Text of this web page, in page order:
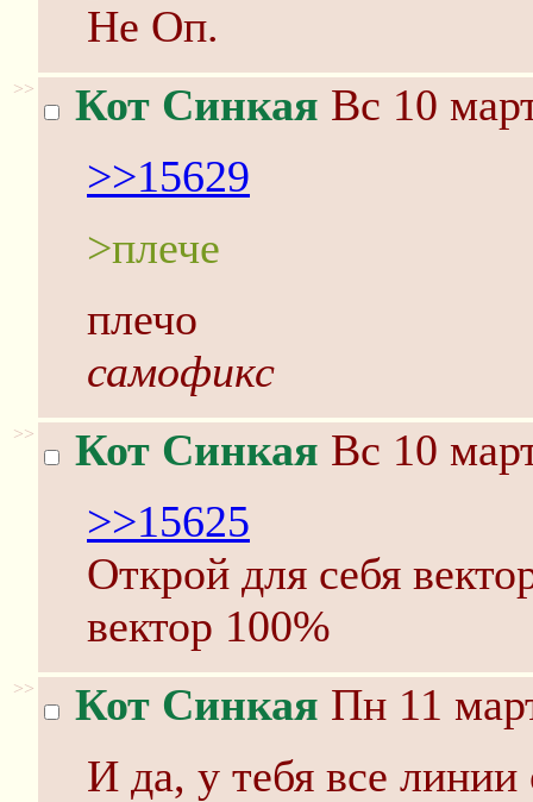
Не Оп.
>> Кот Синкая Вс 10
>>15629
>плече
плечо
самофикс
>> Кот Синкая Вс 10
>>15625
Открой для себя
вектор 100%
>> Кот Синкая Пн 11
И да, у тебя все